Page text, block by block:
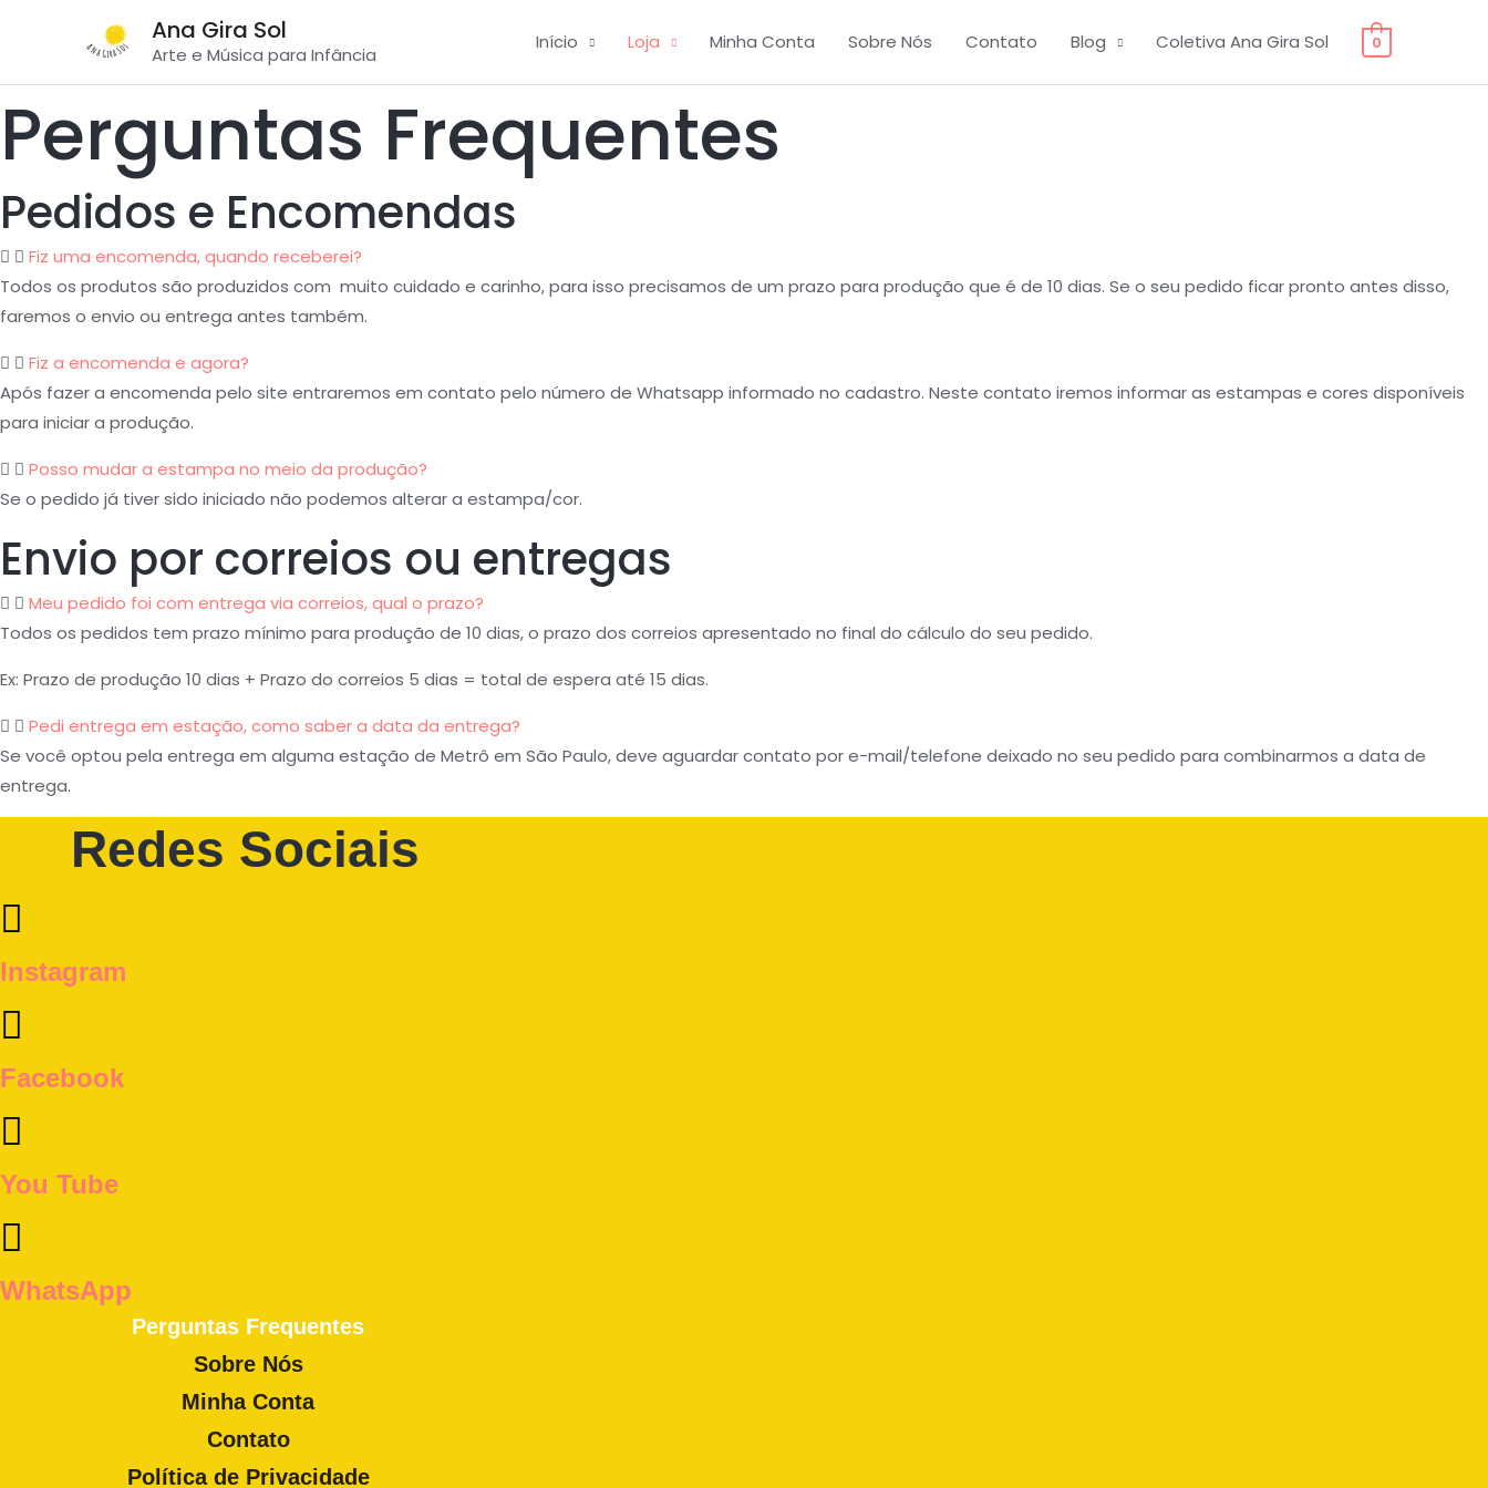
Ana Gira Sol
Arte e Música para Infância
Início Loja Minha Conta Sobre Nós Contato Blog Coletiva Ana Gira Sol 0
Perguntas Frequentes
Pedidos e Encomendas
Fiz uma encomenda, quando receberei?
Todos os produtos são produzidos com muito cuidado e carinho, para isso precisamos de um prazo para produção que é de 10 dias. Se o seu pedido ficar pronto antes disso,
faremos o envio ou entrega antes também.
Fiz a encomenda e agora?
Após fazer a encomenda pelo site entraremos em contato pelo número de Whatsapp informado no cadastro. Neste contato iremos informar as estampas e cores disponíveis
para iniciar a produção.
Posso mudar a estampa no meio da produção?
Se o pedido já tiver sido iniciado não podemos alterar a estampa/cor.
Envio por correios ou entregas
Meu pedido foi com entrega via correios, qual o prazo?
Todos os pedidos tem prazo mínimo para produção de 10 dias, o prazo dos correios apresentado no final do cálculo do seu pedido.
Ex: Prazo de produção 10 dias + Prazo do correios 5 dias = total de espera até 15 dias.
Pedi entrega em estação, como saber a data da entrega?
Se você optou pela entrega em alguma estação de Metrô em São Paulo, deve aguardar contato por e-mail/telefone deixado no seu pedido para combinarmos a data de
entrega.
Redes Sociais
Instagram
Facebook
You Tube
WhatsApp
Perguntas Frequentes
Sobre Nós
Minha Conta
Contato
Política de Privacidade